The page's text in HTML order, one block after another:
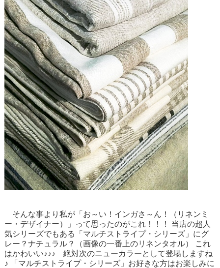
そんな事より私が「お～い！インガさ～ん！（リネンミ
ー・デザイナー）」って思ったのがこれ！！！ 当店の超人
気シリーズでもある「マルチストライプ・シリーズ」にグ
レー？ナチュラル？（画像の一番上のリネンタオル） これ
はかわいい♪♪♪ 絶対次のニューカラーとして登場しますね
♪ 「マルチストライプ・シリーズ」お好きな方はお楽しみに